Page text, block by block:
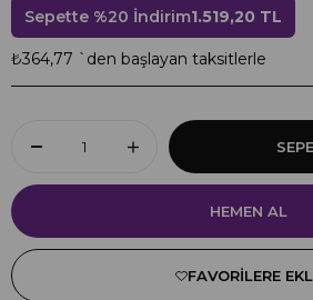
Sepette %20 İndirim1.519,20 TL
₺364,77 `den başlayan taksitlerle
FAVORILERE